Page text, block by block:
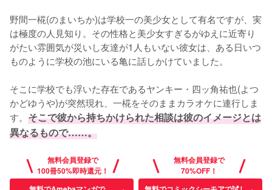
野間一椛(のまいちか)は学校一の美少女として有名ですが、実
は極度の人見知り。その性格と美少女すぎるがゆえに近寄り
がたい雰囲気が災いし友達が1人もいない彼女は、ある日いつ
ものように学校の池にいる亀に話しかけていました。
そこに学校でも浮いた存在であるヤンキー・四ッ角祐也(よつ
かどゆうや)が突然現れ、一椛をそのままカラオケに連行しま
す。 そこで彼から持ちかけられた相談は彼のイメージとは
異なるもので……。
無料会員登録で
100冊50%即時還元！
無料会員登録で
70%OFF！